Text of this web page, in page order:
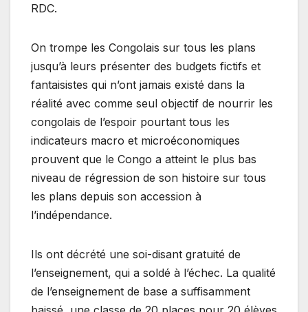
RDC.
On trompe les Congolais sur tous les plans
jusqu’à leurs présenter des budgets fictifs et
fantaisistes qui n’ont jamais existé dans la
réalité avec comme seul objectif de nourrir les
congolais de l’espoir pourtant tous les
indicateurs macro et microéconomiques
prouvent que le Congo a atteint le plus bas
niveau de régression de son histoire sur tous
les plans depuis son accession à
l’indépendance.
Ils ont décrété une soi-disant gratuité de
l’enseignement, qui a soldé à l’échec. La qualité
de l’enseignement de base a suffisamment